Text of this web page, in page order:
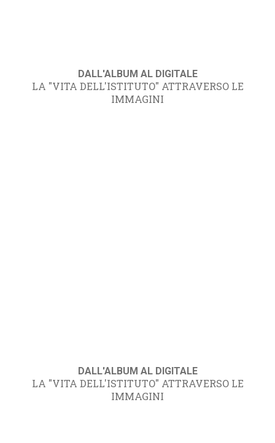
DALL'ALBUM AL DIGITALE
LA "VITA DELL'ISTITUTO" ATTRAVERSO LE
IMMAGINI
DALL'ALBUM AL DIGITALE
LA "VITA DELL'ISTITUTO" ATTRAVERSO LE
IMMAGINI